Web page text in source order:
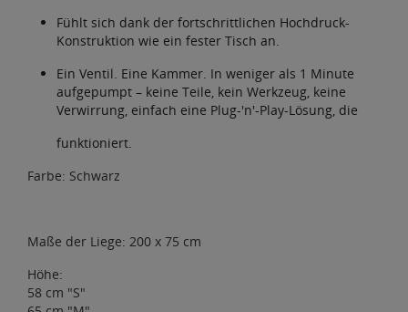
Fühlt sich dank der fortschrittlichen Hochdruck-
Konstruktion wie ein fester Tisch an.
Ein Ventil. Eine Kammer. In weniger als 1 Minute
aufgepumpt – keine Teile, kein Werkzeug, keine
Verwirrung, einfach eine Plug-'n'-Play-Lösung, die
funktioniert.
Farbe: Schwarz
Maße der Liege: 200 x 75 cm
Höhe:
58 cm "S"